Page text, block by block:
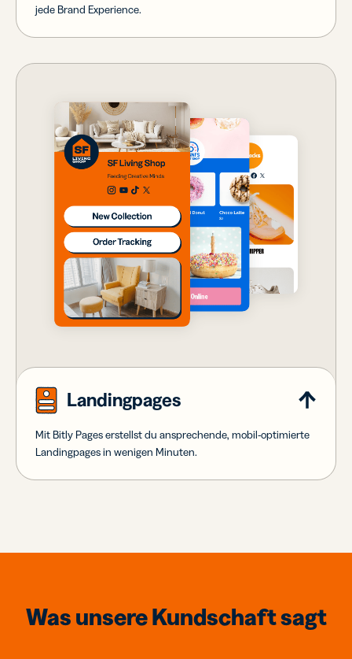
jede Brand Experience.
Landingpages
Mit Bitly Pages erstellst du ansprechende, mobil-optimierte
Landingpages in wenigen Minuten.
Was unsere Kundschaft sagt